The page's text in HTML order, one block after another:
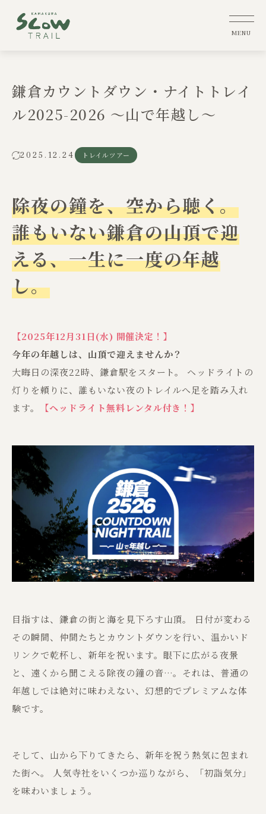
鎌倉カウントダウン・ナイトトレイ
ル2025-2026 ～山で年越し～
2025.12.24 トレイルツアー
除夜の鐘を、空から聴く。
誰もいない鎌倉の山頂で迎
える、一生に一度の年越
し。
【2025年12月31日(水) 開催決定！】
今年の年越しは、山頂で迎えませんか？
大晦日の深夜22時、鎌倉駅をスタート。 ヘッドライトの
灯りを頼りに、誰もいない夜のトレイルへ足を踏み入れ
ます。
【ヘッドライト無料レンタル付き！】
目指すは、鎌倉の街と海を見下ろす山頂。 日付が変わる
その瞬間、仲間たちとカウントダウンを行い、温かいド
リンクで乾杯し、新年を祝います。眼下に広がる夜景
と、遠くから聞こえる除夜の鐘の音…。それは、普通の
年越しでは絶対に味わえない、幻想的でプレミアムな体
験です。
そして、山から下りてきたら、新年を祝う熱気に包まれ
た街へ。 人気寺社をいくつか巡りながら、「初詣気分」
を味わいましょう。